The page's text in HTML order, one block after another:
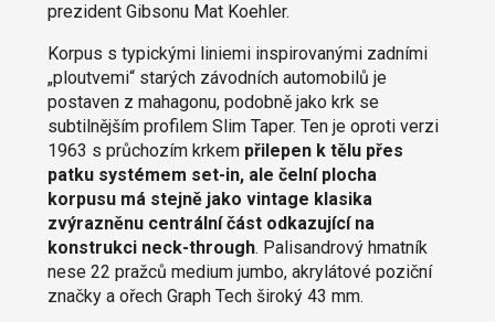
prezident Gibsonu Mat Koehler.
Korpus s typickými liniemi inspirovanými zadními
„ploutvemi“ starých závodních automobilů je
postaven z mahagonu, podobně jako krk se
subtilnějším profilem Slim Taper. Ten je oproti verzi
1963 s průchozím krkem přilepen k tělu přes
patku systémem set-in, ale čelní plocha
korpusu má stejně jako vintage klasika
zvýrazněnu centrální část odkazující na
konstrukci neck-through. Palisandrový hmatník
nese 22 pražců medium jumbo, akrylátové poziční
značky a ořech Graph Tech široký 43 mm.